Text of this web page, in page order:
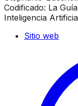
Codificado: La
Inteligencia
Sitio web